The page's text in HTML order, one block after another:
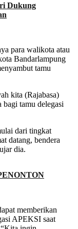
Dukung
para walikota atau
Bandarlampung
tamu
kita (Rajabasa)
tamu delegasi
dari tingkat
datang, bendera
dia.
memberikan
APEKSI saat